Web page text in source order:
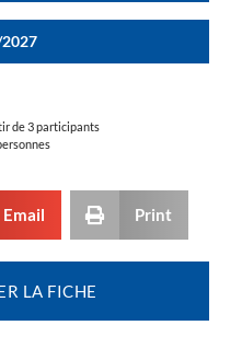
de 3 participants
Email Print
LA FICHE